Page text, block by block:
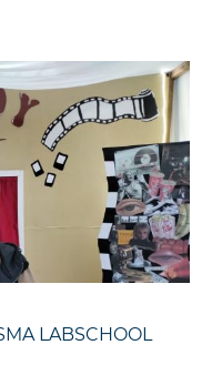
LABSCHOOL